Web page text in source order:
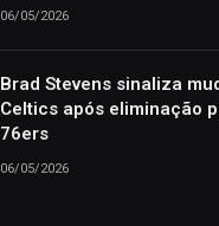
06/05/2026
Brad Stevens sinaliza
Celtics após eliminação
76ers
06/05/2026